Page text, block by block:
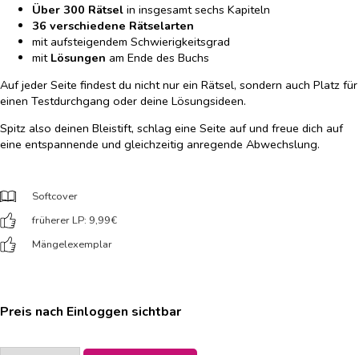
Über 300 Rätsel in insgesamt sechs Kapiteln
36 verschiedene Rätselarten
mit aufsteigendem Schwierigkeitsgrad
mit Lösungen am Ende des Buchs
Auf jeder Seite findest du nicht nur ein Rätsel, sondern auch Platz für
einen Testdurchgang oder deine Lösungsideen.
Spitz also deinen Bleistift, schlag eine Seite auf und freue dich auf
eine entspannende und gleichzeitig anregende Abwechslung.
Softcover
früherer LP: 9,99€
Mängelexemplar
Preis nach Einloggen sichtbar